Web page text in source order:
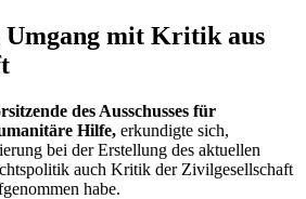
Umgang mit Kritik aus
des Ausschusses für
Hilfe, erkundigte sich,
bei der Erstellung des aktuellen
auch Kritik der Zivilgesellschaft
habe.